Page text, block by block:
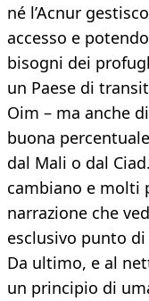
né l’Acnur
accesso e
bisogni dei
un Paese di
Oim – ma anche
buona
dal Mali o dal
cambiano e molti
narrazione che
esclusivo punto
Da ultimo, e al
un principio di